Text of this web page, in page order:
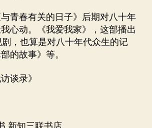
青春有关的日子》后期对八十年
心动。《我爱我家》，这部播出
，也算是对八十年代众生的记
的故事》等。
谈录》